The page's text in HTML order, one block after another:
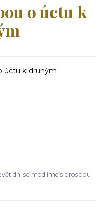
o úctu k
dní se modlíme s prosbou